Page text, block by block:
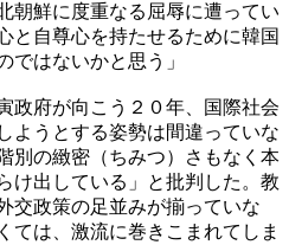
朝鮮に度重なる屈辱に遭ってい
と自尊心を持たせるために韓国
ではないかと思う」
政府が向こう２０年、国際社会
ようとする姿勢は間違っていな
別の緻密（ちみつ）さもなく本
け出している」と批判した。教
交政策の足並みが揃っていな
ては、激流に巻きこまれてしま